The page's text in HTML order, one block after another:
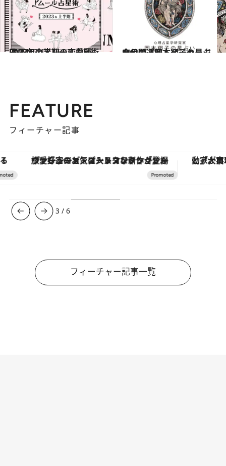
2022.12.15
JINMUのアムール占星術 2023年上半期の恋愛運は？
占い 2026.7.31
今月の運勢＆メッセージを公開「岡本翔子の星占い」
占い
FEATURE
フィーチャー記事
ヴァシュロン・コンスタンタン「オーヴァーシーズ・オートマティック」。旅愛好家のお気に入りコレクションから、ジェンダーレスな新作が登場
3 /6
フィーチャー記事一覧